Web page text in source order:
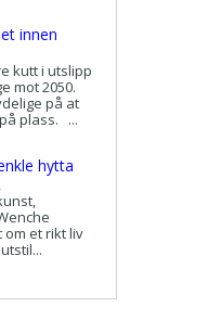
innen
kutt i utslipp
mot 2050.
på at
plass. ...
hytta
et rikt liv